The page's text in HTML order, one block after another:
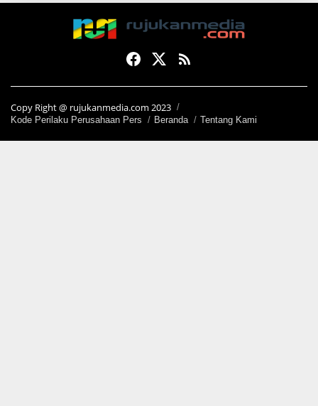
Copy Right @ rujukanmedia.com 2023
Kode Perilaku Perusahaan Pers Beranda Tentang Kami